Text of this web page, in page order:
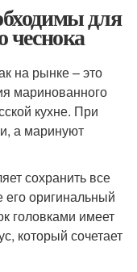
для
чеснока
на рынке – это
маринованного
кухне. При
а маринуют
сохранить все
его оригинальный
головками имеет
который сочетает